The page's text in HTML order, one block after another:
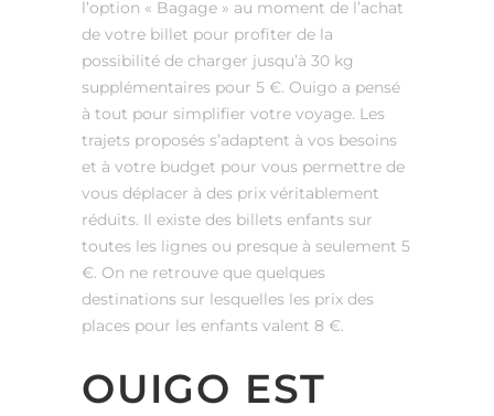
l’option « Bagage » au moment de l’achat
de votre billet pour profiter de la
possibilité de charger jusqu’à 30 kg
supplémentaires pour 5 €. Ouigo a pensé
à tout pour simplifier votre voyage. Les
trajets proposés s’adaptent à vos besoins
et à votre budget pour vous permettre de
vous déplacer à des prix véritablement
réduits. Il existe des billets enfants sur
toutes les lignes ou presque à seulement 5
€. On ne retrouve que quelques
destinations sur lesquelles les prix des
places pour les enfants valent 8 €.
OUIGO EST